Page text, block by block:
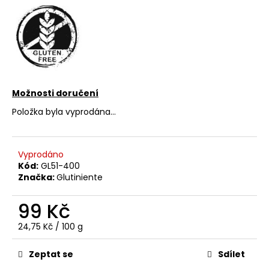
Možnosti doručení
Položka byla vyprodána…
Vyprodáno
Kód: GL51-400
Značka:Glutiniente
99 Kč
Měrná
cena:
24,75 Kč / 100 g
Zeptat se Sdílet
D
o
r
u
č
j
e
m
e
PIACERI
MEDITERRANEI
KRÁJENÝ